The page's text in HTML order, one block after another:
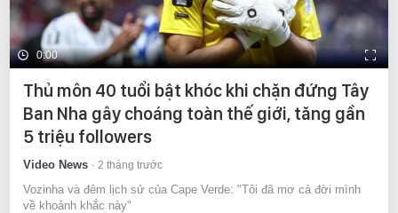
0:00
Thủ môn 40 tuổi bật khóc khi chặn đứng Tây
Ban Nha gây choáng toàn thế giới, tăng gần
5 triệu followers
Video News 2 tháng trước
Vozinha và đêm lịch sử của Cape Verde: "Tôi đã mơ cả đời mình
về khoảnh khắc này"